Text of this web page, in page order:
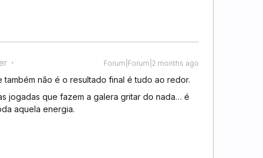
Forum|Forum|2 months ago
também não é o resultado final é tudo ao redor.
jogadas que fazem a galera gritar do nada… é
aquela energia.